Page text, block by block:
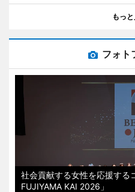
もっ
フォト
社会貢献する女性を応援す
FUJIYAMA KAI 2026」